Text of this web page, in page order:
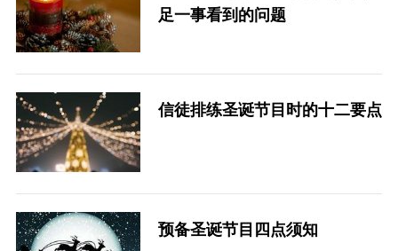
足一事看到的问题
信徒排练圣诞节目时的十二要点
预备圣诞节目四点须知